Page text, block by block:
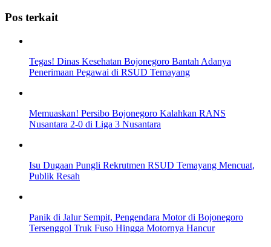
Pos terkait
Tegas! Dinas Kesehatan Bojonegoro Bantah Adanya
Penerimaan Pegawai di RSUD Temayang
Memuaskan! Persibo Bojonegoro Kalahkan RANS
Nusantara 2-0 di Liga 3 Nusantara
Isu Dugaan Pungli Rekrutmen RSUD Temayang Mencuat,
Publik Resah
Panik di Jalur Sempit, Pengendara Motor di Bojonegoro
Tersenggol Truk Fuso Hingga Motornya Hancur